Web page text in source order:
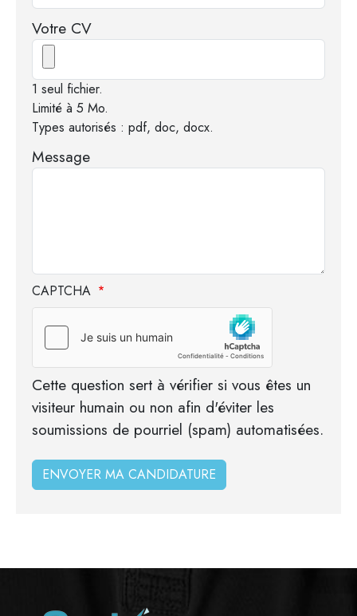
Votre CV
1 seul fichier.
Limité à 5 Mo.
Types autorisés : pdf, doc, docx.
Message
CAPTCHA
Cette question sert à vérifier si vous êtes un
visiteur humain ou non afin d'éviter les
soumissions de pourriel (spam) automatisées.